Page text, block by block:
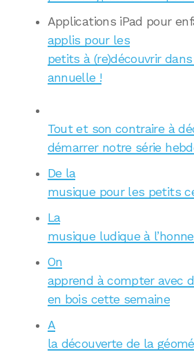
Applications iPad pour
applis pour les
petits à (re)découvrir
annuelle !
Tout et son contraire à
démarrer notre série
De la
musique pour les petits
La
musique ludique à
On
apprend à compter avec
en bois cette semaine
A
la découverte de la